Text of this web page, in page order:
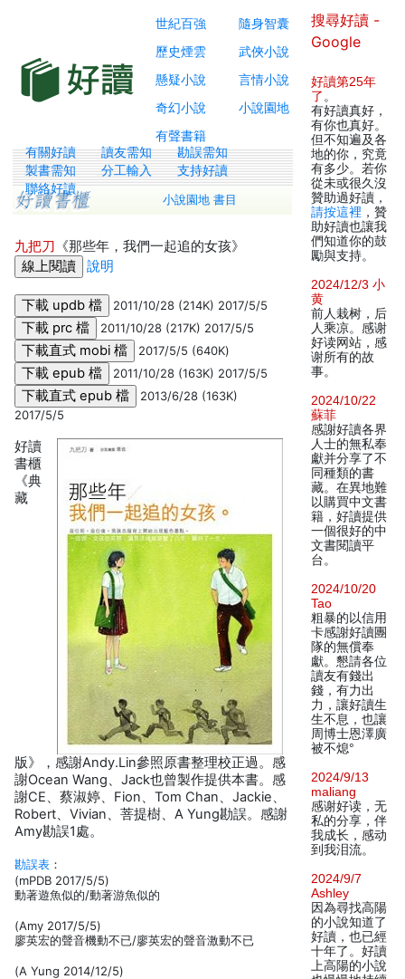
世紀百強
隨身智囊
歷史煙雲
武俠小說
懸疑小說
言情小說
奇幻小說
小說園地
有聲書籍
有關好讀 讀友需知
勘誤需知
製書需知
分工輸入
支持好讀
聯絡好讀
小說園地 書目
九把刀 《那些年，我們一起追的女孩》
說明
2011/10/28 (214K) 2017/5/5
2011/10/28 (217K) 2017/5/5
2017/5/5 (640K)
2011/10/28 (163K) 2017/5/5
2013/6/28 (163K)
2017/5/5
好讀
書櫃
《典
藏
版》，感謝Andy.Lin參照原書整理校正過。感
謝Ocean Wang、Jack也曾製作提供本書。感
謝CE、蔡淑婷、Fion、Tom Chan、Jackie、
Robert、Vivian、菩提樹、A Yung勘誤。感謝
Amy勘誤1處。
勘誤表 ：
(mPDB 2017/5/5)
動著遊魚似的/動著游魚似的
(Amy 2017/5/5)
廖英宏的聲音機動不已/廖英宏的聲音激動不已
(A Yung 2014/12/5)
搜尋好讀 -
Google
好讀第25年
了 。
有好讀真好，
有你也真好。
但不知遍及各
地的你，究竟
有多少。若你
從未或很久沒
贊助過好讀，
請按這裡 ，贊
助好讀也讓我
們知道你的鼓
勵與支持。
2024/12/3 小
黄
前人栽树，后
人乘凉。感谢
好读网站，感
谢所有的故
事。
2024/10/22
蘇菲
感謝好讀各界
人士的無私奉
獻并分享了不
同種類的書
藏。在異地難
以購買中文書
籍，好讀提供
一個很好的中
文書閱讀平
台。
2024/10/20
Tao
粗暴的以信用
卡感謝好讀團
隊的無償奉
獻。懇請各位
讀友有錢出
錢，有力出
力，讓好讀生
生不息，也讓
周博士恩澤廣
被不熄°
2024/9/13
maliang
感谢好读，无
私的分享，伴
我成长，感动
到我泪流。
2024/9/7
Ashley
因為尋找高陽
的小說知道了
好讀，也已經
十年了。好讀
上高陽的小說